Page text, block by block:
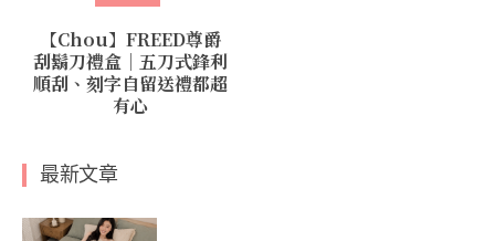
【Chou】FREED尊爵
刮鬍刀禮盒｜五刀式鋒利
順刮、刻字自留送禮都超
有心
最新文章